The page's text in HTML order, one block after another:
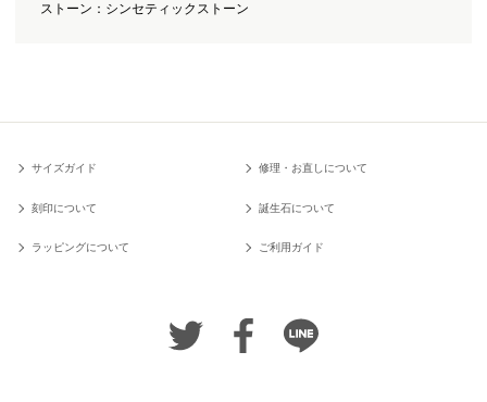
ストーン：シンセティックストーン
サイズガイド 修理・お直しについて
刻印について 誕生石について
ラッピングについて ご利用ガイド